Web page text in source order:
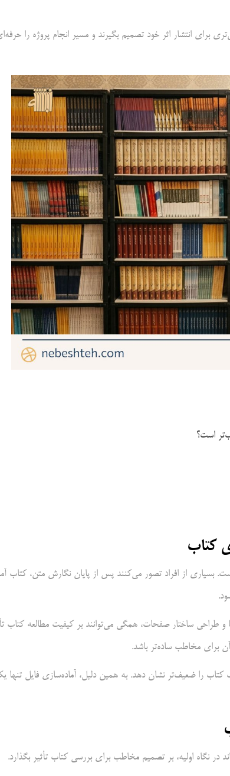
برای انتشار اثر خود تصمیم بگیرند و مسیر انجام پروژه را
است؟
کتاب
بسیاری از افراد تصور می‌کنند پس از پایان نگارش متن، کتاب
ساختار صفحات، همگی می‌توانند بر کیفیت مطالعه کتاب
برای مخاطب ساده‌تر باشد.
را ضعیف‌تر نشان دهد. به همین دلیل، آماده‌سازی فایل تنها
نگاه اولیه، بر تصمیم مخاطب برای بررسی کتاب تأثیر بگذارد.